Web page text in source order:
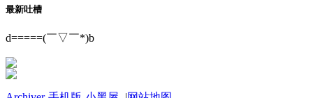
最新吐槽
d=====(￣▽￣*)b